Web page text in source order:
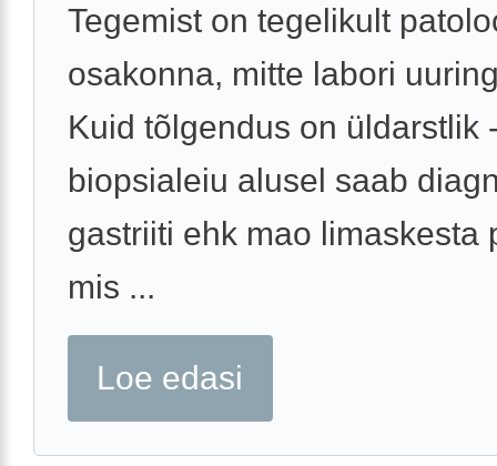
Tegemist on tegelikult
osakonna, mitte labori
Kuid tõlgendus on üldarstlik
biopsialeiu alusel saab
gastriiti ehk mao limaskesta
mis ...
Loe edasi